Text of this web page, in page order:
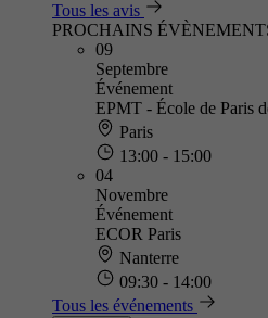
Tous les avis
PROCHAINS
09
Septembre
Événement
EPMT - École de Paris
Paris
13:00 - 15:00
04
Novembre
Événement
ECOR Paris
Nanterre
09:30 - 14:00
Tous les événements